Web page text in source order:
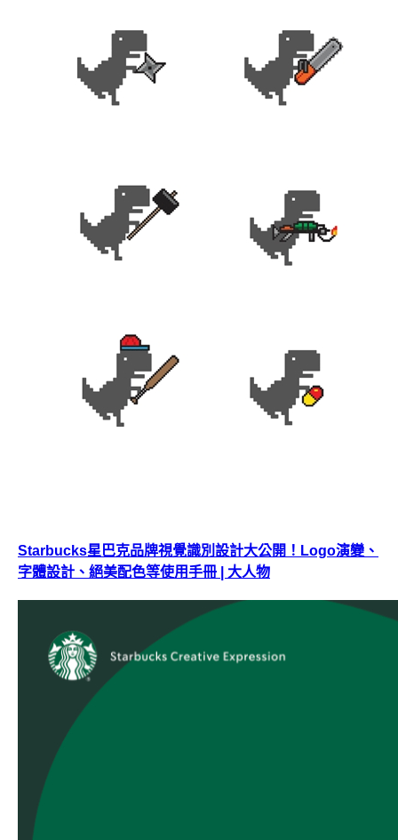
Starbucks星巴克品牌視覺識別設計大公開！Logo演變、
字體設計、絕美配色等使用手冊 | 大人物